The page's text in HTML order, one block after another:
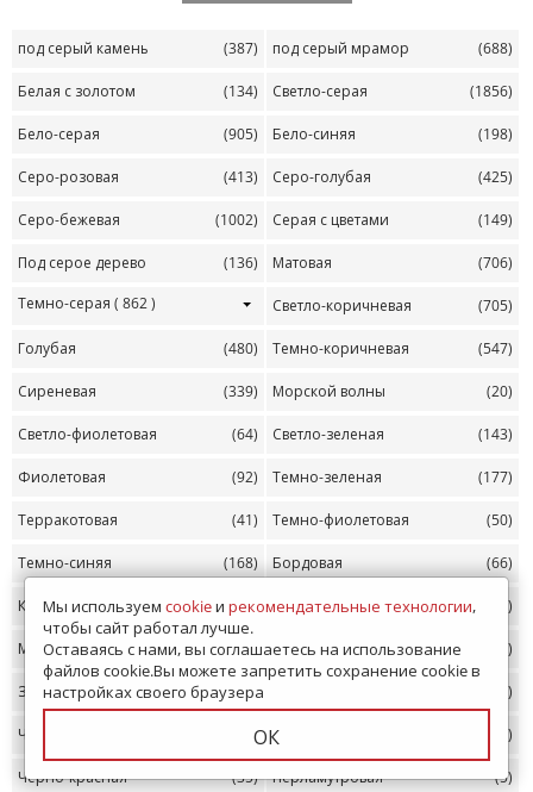
под серый камень (387) под серый мрамор (688)
Белая с золотом (134) Светло-серая (1856)
Бело-серая (905) Бело-синяя (198)
Серо-розовая (413) Серо-голубая (425)
Серо-бежевая (1002) Серая с цветами (149)
Под серое дерево (136) Матовая
(706)
Темно-серая ( 862 ) Светло-коричневая (705)
Голубая (480) Темно-коричневая (547)
Сиреневая (339) Морской волны (20)
Светло-фиолетовая (64) Светло-зеленая (143)
Фиолетовая (92) Темно-зеленая (177)
Терракотовая (41) Темно-фиолетовая (50)
Темно-синяя (168) Бордовая (66)
Красная (73) Красно-белая (55)
Многоцветная (87) Темная (87)
Золотая (214) (214)
Черная с золотом (36) Темно-красная (23)
Черно-красная (35) Перламутровая (5)
Мы используем cookieи рекомендательные технологии,
чтобы сайт работал лучше.
Оставаясь с нами, вы соглашаетесь на использование
файлов cookie.Вы можете запретить сохранение cookie в
настройках своего браузера
ОК